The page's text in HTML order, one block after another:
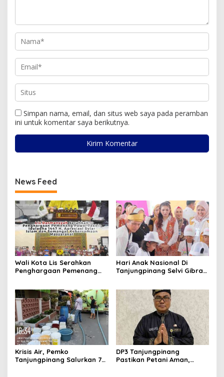
Simpan nama, email, dan situs web saya pada peramban
ini untuk komentar saya berikutnya.
News Feed
Wali Kota Lis Serahkan
Penghargaan Pemenang
Hidupkan Syiar Islam
Hari Anak Nasional Di
Tanjungpinang Selvi Gibran
Krisis Air, Pemko
Tanjungpinang Salurkan 75
DP3 Tanjungpinang
Pastikan Petani Aman,